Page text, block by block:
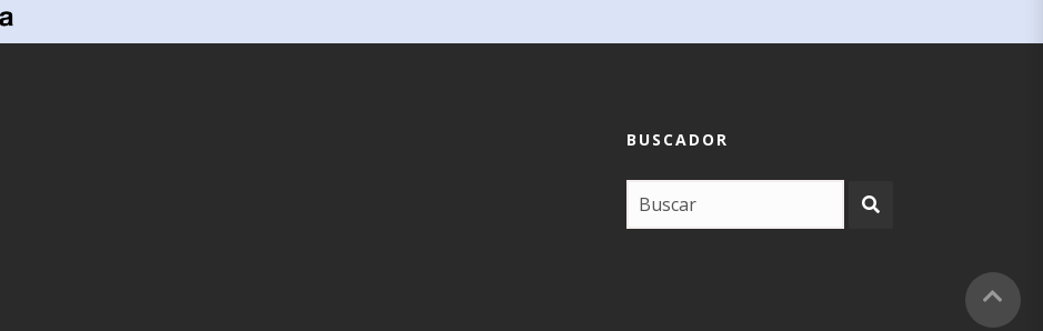
BUSCADOR